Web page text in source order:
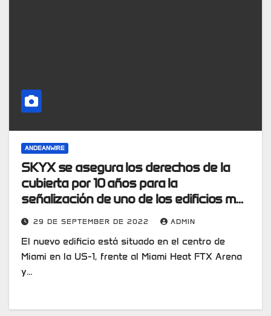
ANDEANWIRE
SKYX se asegura los derechos de la
cubierta por 10 años para la
señalización de uno de los edificios más
altos de Miami
29 DE SEPTEMBER DE 2022 ADMIN
El nuevo edificio está situado en el centro de
Miami en la US-1, frente al Miami Heat FTX Arena
y…